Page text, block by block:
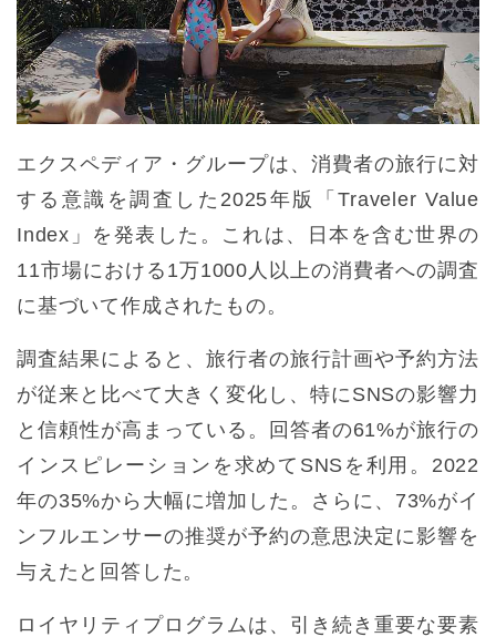
エクスペディア・グループは、消費者の旅行に対
する意識を調査した2025年版「Traveler Value
Index」を発表した。これは、日本を含む世界の
11市場における1万1000人以上の消費者への調査
に基づいて作成されたもの。
調査結果によると、旅行者の旅行計画や予約方法
が従来と比べて大きく変化し、特にSNSの影響力
と信頼性が高まっている。回答者の61%が旅行の
インスピレーションを求めてSNSを利用。2022
年の35%から大幅に増加した。さらに、73%がイ
ンフルエンサーの推奨が予約の意思決定に影響を
与えたと回答した。
ロイヤリティプログラムは、引き続き重要な要素